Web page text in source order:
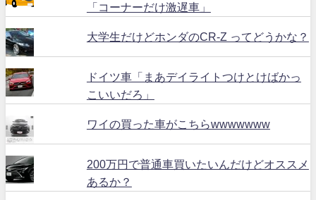
「コーナーだけ激遅車」
大学生だけどホンダのCR-Z ってどうかな？
ドイツ車「まあデイライトつけとけばかっ
こいいだろ」
ワイの買った車がこちらwwwwwww
200万円で普通車買いたいんだけどオススメ
あるか？